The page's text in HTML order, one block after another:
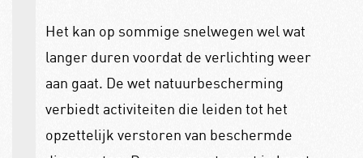
Het kan op sommige snelwegen wel wat
langer duren voordat de verlichting weer
aan gaat. De wet natuurbescherming
verbiedt activiteiten die leiden tot het
opzettelijk verstoren van beschermde